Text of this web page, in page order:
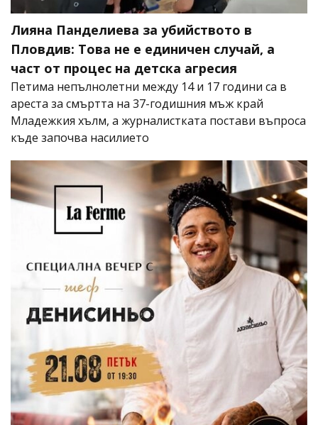
Лияна Панделиева за убийството в
Пловдив: Това не е единичен случай, а
част от процес на детска агресия
Петима непълнолетни между 14 и 17 години са в
ареста за смъртта на 37-годишния мъж край
Младежкия хълм, а журналистката постави въпроса
къде започва насилието